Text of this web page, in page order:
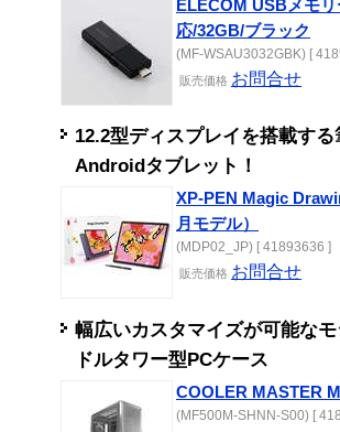
ELECOM USBメモ
応/32GB/ブラック
(MF-WSAU3032GBK) [
販売価格 お問合せ
12.2型ディスプレイを搭載す
Androidタブレット！
XP-PEN Magic
月モデル）
(MDP02_JP) [ 41893636 ]
販売価格 お問合せ
幅広いカスタマイズが可能な
ドルタワー型PCケース
COOLER MASTER
(MF500M-SHNN-S00) [